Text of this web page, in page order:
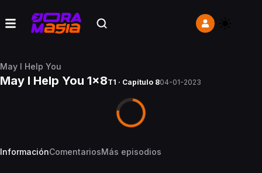
May I Help You
May I Help You 1x8T1 · Capítulo 804-01-2023
InformaciónComentariosMás episodios